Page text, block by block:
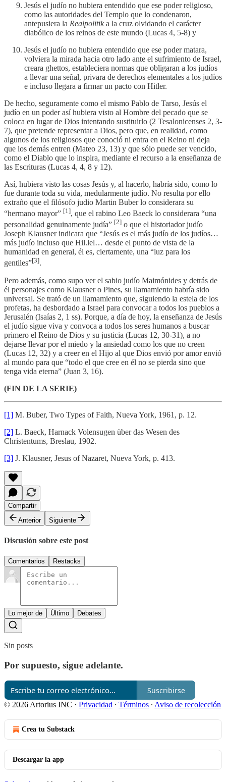
Jesús el judío no hubiera entendido que ese poder religioso,
como las autoridades del Templo que lo condenaron,
antepusiera la Realpolitika la cruz olvidando el carácter
diabólico de los reinos de este mundo (Lucas 4, 5-8) y
Jesús el judío no hubiera entendido que ese poder matara,
volviera la mirada hacia otro lado ante el sufrimiento de Israel,
creara ghettos, estableciera normas que obligaran a los judíos
a llevar una señal, privara de derechos elementales a los judíos
e incluso llegara a firmar un pacto con Hitler.
De hecho, seguramente como el mismo Pablo de Tarso, Jesús el
judío en un poder así hubiera visto al Hombre del pecado que se
coloca en lugar de Dios intentando sustituirlo (2 Tesalonicenses 2, 3-
7), que pretende representar a Dios, pero que, en realidad, como
algunos de los religiosos que conoció ni entra en el Reino ni deja
que los demás entren (Mateo 23, 13) y que sólo puede ser vencido,
como el Diablo que lo inspira, mediante el recurso a la enseñanza de
las Escrituras (Lucas 4, 4, 8 y 12).
Así, hubiera visto las cosas Jesús y, al hacerlo, habría sido, como lo
fue durante toda su vida, medularmente judío. No resulta por ello
extraño que el filósofo judio Martin Buber lo considerara su
“hermano mayor” [1], que el rabino Leo Baeck lo considerara “una
personalidad genuinamente judía” [2] o que el historiador judío
Joseph Klausner indicara que “Jesús es el más judío de los judíos…
más judío incluso que Hil.lel… desde el punto de vista de la
humanidad en general, él es, ciertamente, una “luz para los
gentiles”[3].
Pero además, como supo ver el sabio judío Maimónides y detrás de
él personajes como Klausner o Pines, su llamamiento habría sido
universal. Se trató de un llamamiento que, siguiendo la estela de los
profetas, ha desbordado a Israel para convocar a todos los pueblos a
Jerusalén (Isaías 2, 1 ss). Porque, a día de hoy, la enseñanza de Jesús
el judío sigue viva y convoca a todos los seres humanos a buscar
primero el Reino de Dios y su justicia (Lucas 12, 30-31), a no
dejarse llevar por el miedo y la ansiedad como los que no creen
(Lucas 12, 32) y a creer en el Hijo al que Dios envió por amor envió
al mundo para que “todo el que cree en él no se pierda sino que
tenga vida eterna” (Juan 3, 16).
(FIN DE LA SERIE)
[1] M. Buber, Two Types of Faith, Nueva York, 1961, p. 12.
[2] L. Baeck, Harnack Volensugen über das Wesen des
Christentums, Breslau, 1902.
[3] J. Klausner, Jesus of Nazaret, Nueva York, p. 413.
Compartir
Anterior
Siguiente
Discusión sobre este post
Comentarios Restacks
Lo mejor de Último Debates
Sin posts
Por supuesto, sigue adelante.
Suscribirse
© 2026 Artorius INC · Privacidad ∙ Términos ∙ Aviso de recolección
Crea tu Substack
Descargar la app